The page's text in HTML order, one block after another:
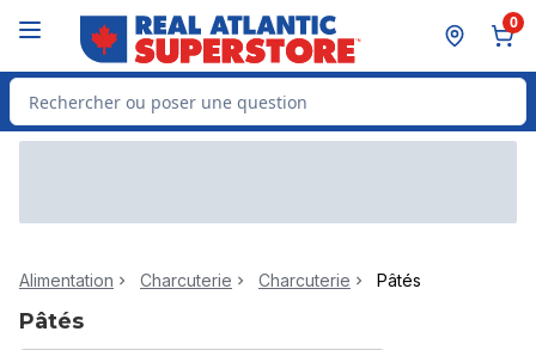
0
Rechercher des produits
Alimentation Charcuterie Charcuterie Pâtés
Pâtés